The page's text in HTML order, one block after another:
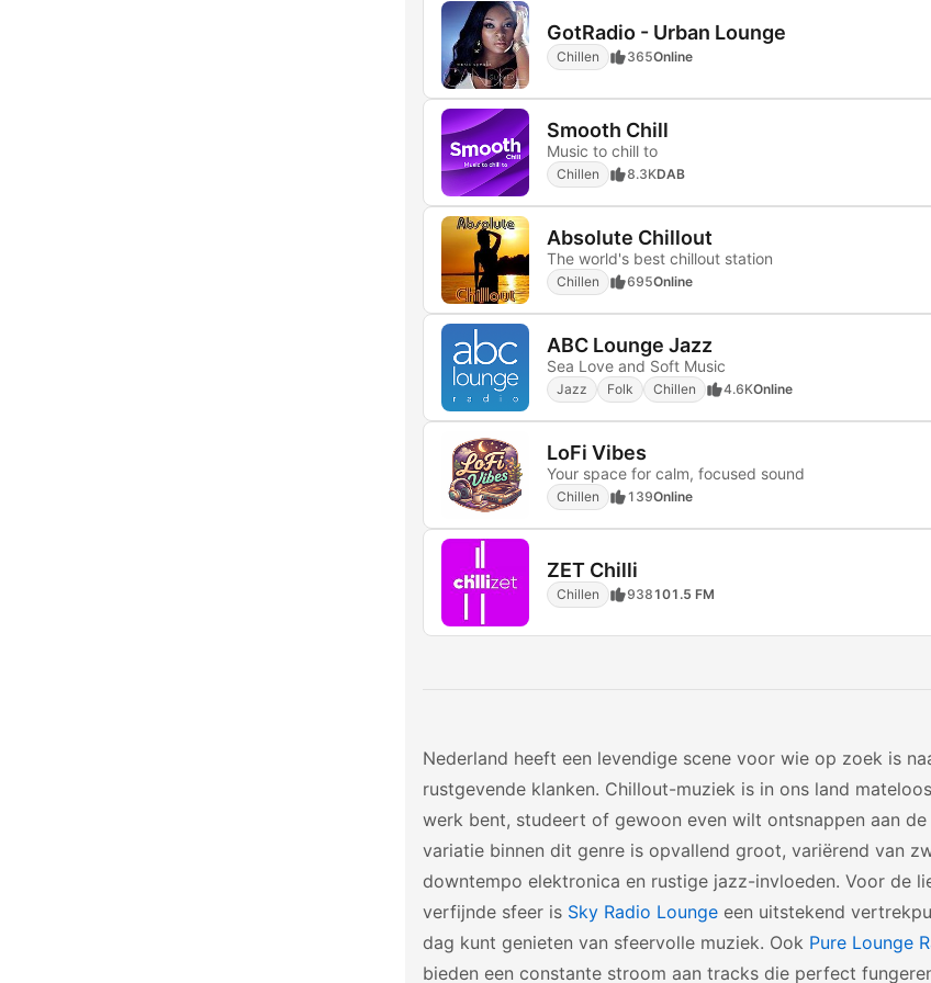
GotRadio - Urban Lounge
Chillen 365Online
Smooth Chill
Music to chill to
Chillen 8.3KDAB
Absolute Chillout
The world's best chillout station
Chillen 695Online
ABC Lounge Jazz
Sea Love and Soft Music
Jazz Folk Chillen 4.6KOnline
LoFi Vibes
Your space for calm, focused sound
Chillen 139Online
ZET Chilli
Chillen 938101.5 FM
Nederland heeft een levendige scene voor wie op zoek is
rustgevende klanken. Chillout-muziek is in ons land
werk bent, studeert of gewoon even wilt ontsnappen aan
variatie binnen dit genre is opvallend groot, variërend van
downtempo elektronica en rustige jazz-invloeden. Voor de
verfijnde sfeer is Sky Radio Lounge een uitstekend
dag kunt genieten van sfeervolle muziek. Ook Pure Lounge
bieden een constante stroom aan tracks die perfect